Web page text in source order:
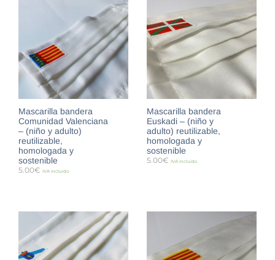
Mascarilla bandera
Comunidad Valenciana
– (niño y adulto)
reutilizable,
homologada y
sostenible
5.00€ IVA incluido
Mascarilla bandera
Euskadi – (niño y
adulto) reutilizable,
homologada y
sostenible
5.00€ IVA incluido